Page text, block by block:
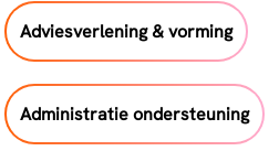
Adviesverlening & vorming
Administratie ondersteuning